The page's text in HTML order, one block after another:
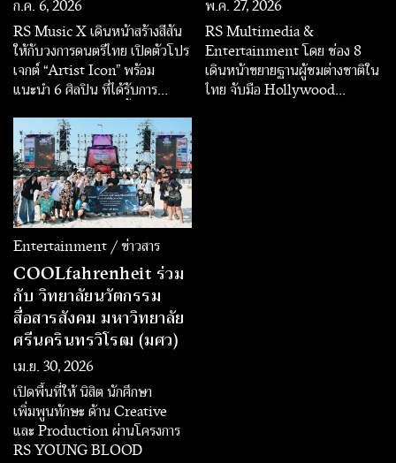
ก.ค. 6, 2026
RS Music X เดินหน้าสร้างสีสัน
ให้กับวงการดนตรีไทย เปิดตัวโปร
เจกต์ “Artist Icon” พร้อม
แนะนำ 6 ศิลปิน ที่ได้รับการ
แนวคิดการนำเสนอเอกลักษณ์ทาง
ดนตรีและคาแรกเตอร์ที่แตกต่าง
เพื่อส่งมอบประสบการณ์การฟัง
เพลงที่หลากหลายให้แฟนเพลง
พ.ค. 27, 2026
RS Multimedia &
Entertainment โดย ช่อง 8
เดินหน้าขยายฐานผู้ชมต่างชาติใน
ไทย จับมือ Hollywood
Entertainment / ข่าวสาร
COOLfahrenheit ร่วม
กับ วิทยาลัยนวัตกรรม
สื่อสารสังคม มหาวิทยาลัย
ศรีนครินทรวิโรฒ (มศว)
เม.ย. 30, 2026
เปิดพื้นที่ให้ นิสิต นักศึกษา
เพิ่มพูนทักษะ ด้าน Creative
และ Production ผ่านโครงการ
RS YOUNG BLOOD